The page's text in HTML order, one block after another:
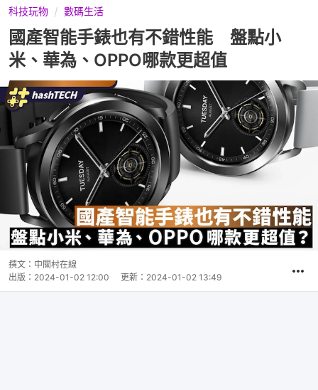
科技玩物 數碼生活
國產智能手錶也有不錯性能 盤點小
米、華為、OPPO哪款更超值
撰文： 中關村在線
出版： 2024-01-02 12:00 更新： 2024-01-02 13:49